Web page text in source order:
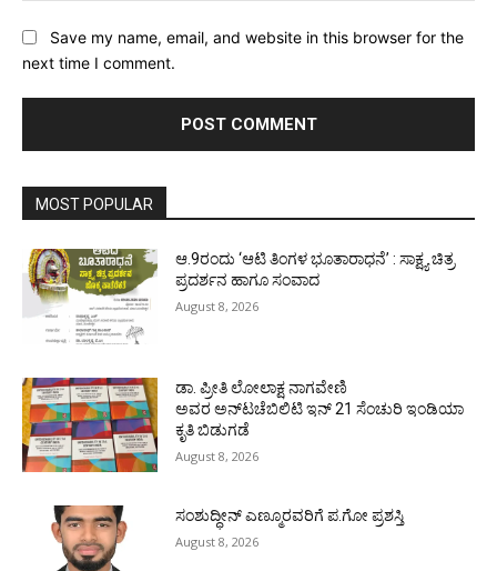
Save my name, email, and website in this browser for the
next time I comment.
MOST POPULAR
ಆ.9ರಂದು ‘ಆಟಿ ತಿಂಗಳ ಭೂತಾರಾಧನೆ’ : ಸಾಕ್ಷ್ಯ ಚಿತ್ರ
ಪ್ರದರ್ಶನ ಹಾಗೂ ಸಂವಾದ
August 8, 2026
ಡಾ. ಪ್ರೀತಿ ಲೋಲಾಕ್ಷ ನಾಗವೇಣಿ
ಅವರ ಅನ್‌ಟಚೆಬಿಲಿಟಿ ಇನ್ 21 ಸೆಂಚುರಿ ಇಂಡಿಯಾ
ಕೃತಿ ಬಿಡುಗಡೆ
August 8, 2026
ಸಂಶುದ್ಧೀನ್ ಎಣ್ಮೂರವರಿಗೆ ಪ.ಗೋ ಪ್ರಶಸ್ತಿ
August 8, 2026